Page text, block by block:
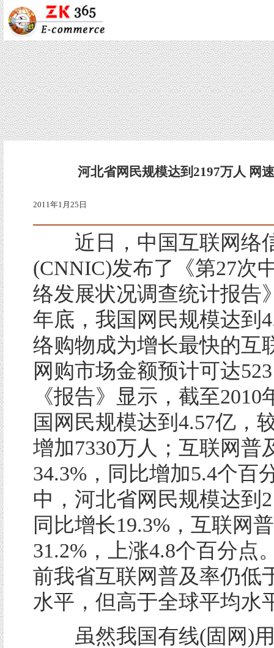
河北省网民规模达到2197万人 网
2011年1月25日
近日，中国互联网络
(CNNIC)发布了《第27次
络发展状况调查统计报告
年底，我国网民规模达到
络购物成为增长最快的互
网购市场金额预计可达
《报告》显示，截至2010
国网民规模达到4.57亿，
增加7330万人；互联网普
34.3%，同比增加5.4个百
中，河北省网民规模达到
同比增长19.3%，互联网
31.2%，上涨4.8个百分点
前我省互联网普及率仍低
水平，但高于全球平均水
虽然我国有线(固网)用